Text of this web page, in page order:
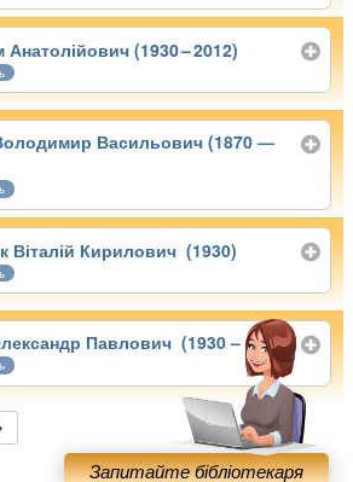
(1930 – 2012)
Васильович (1870 —
Віталій Кирилович (1930)
Павлович (1930 – 2003)